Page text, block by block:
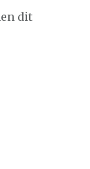
dit